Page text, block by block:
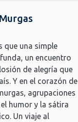
que una simple
un encuentro
de alegría que
Y en el corazón de
agrupaciones
humor y la sátira
Un viaje al